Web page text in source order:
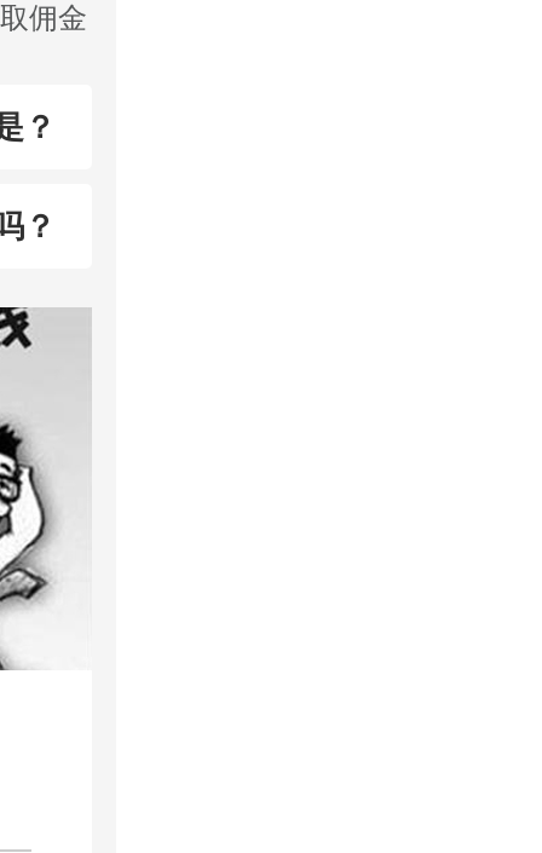
佣金
？
？